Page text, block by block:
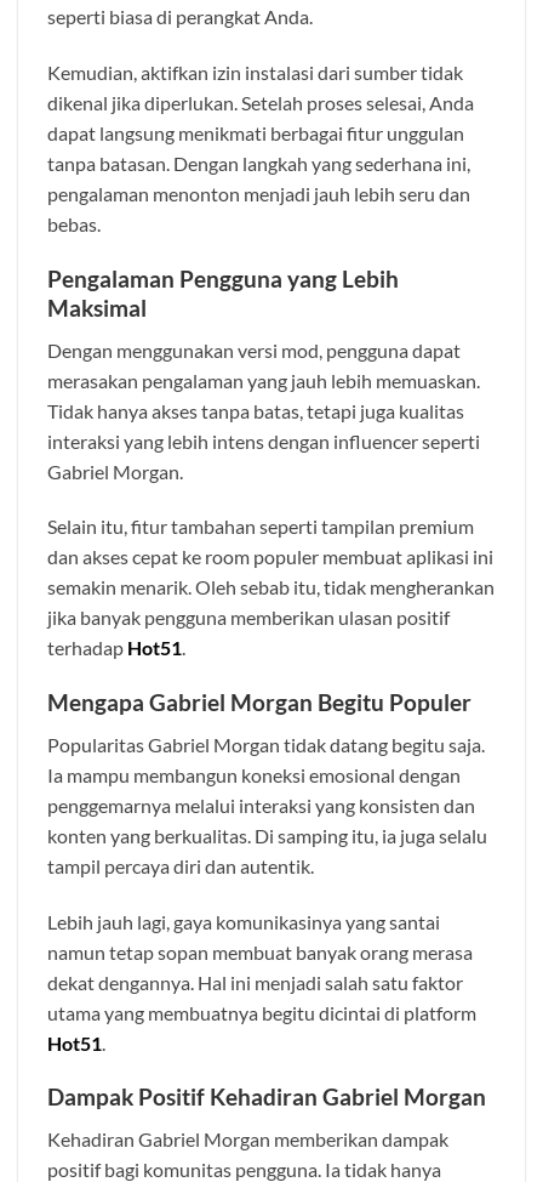
seperti biasa di perangkat Anda.
Kemudian, aktifkan izin instalasi dari sumber tidak
dikenal jika diperlukan. Setelah proses selesai, Anda
dapat langsung menikmati berbagai fitur unggulan
tanpa batasan. Dengan langkah yang sederhana ini,
pengalaman menonton menjadi jauh lebih seru dan
bebas.
Pengalaman Pengguna yang Lebih
Maksimal
Dengan menggunakan versi mod, pengguna dapat
merasakan pengalaman yang jauh lebih memuaskan.
Tidak hanya akses tanpa batas, tetapi juga kualitas
interaksi yang lebih intens dengan influencer seperti
Gabriel Morgan.
Selain itu, fitur tambahan seperti tampilan premium
dan akses cepat ke room populer membuat aplikasi ini
semakin menarik. Oleh sebab itu, tidak mengherankan
jika banyak pengguna memberikan ulasan positif
terhadap Hot51.
Mengapa Gabriel Morgan Begitu Populer
Popularitas Gabriel Morgan tidak datang begitu saja.
Ia mampu membangun koneksi emosional dengan
penggemarnya melalui interaksi yang konsisten dan
konten yang berkualitas. Di samping itu, ia juga selalu
tampil percaya diri dan autentik.
Lebih jauh lagi, gaya komunikasinya yang santai
namun tetap sopan membuat banyak orang merasa
dekat dengannya. Hal ini menjadi salah satu faktor
utama yang membuatnya begitu dicintai di platform
Hot51
Dampak Positif Kehadiran Gabriel Morgan
Kehadiran Gabriel Morgan memberikan dampak
positif bagi komunitas pengguna. Ia tidak hanya